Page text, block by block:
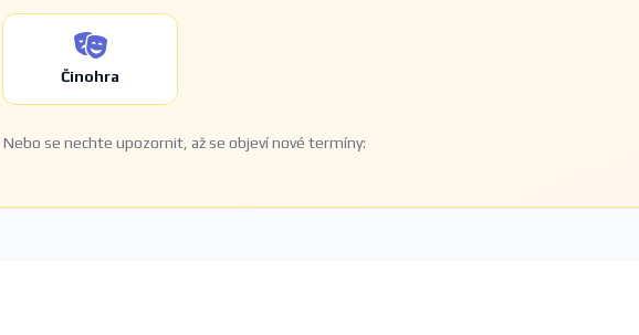
Činohra
Nebo se nechte upozornit, až se objeví nové termíny: